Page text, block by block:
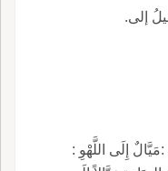
إلى.
إِلَى اللَّهْوِ :